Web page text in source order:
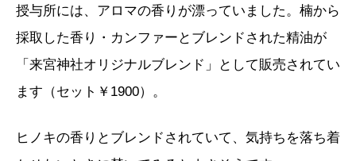
授与所には、アロマの香りが漂っていました。楠から
採取した香り・カンファーとブレンドされた精油が
「来宮神社オリジナルブレンド」として販売されてい
ます（セット￥1900）。
ヒノキの香りとブレンドされていて、気持ちを落ち着